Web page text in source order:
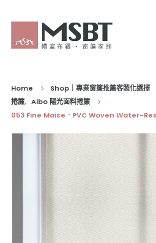
Home
Shop｜專業窗簾推薦客製化選擇
捲簾, Aibo 陽光面料捲簾
053 Fine Maise．PVC Woven Water-